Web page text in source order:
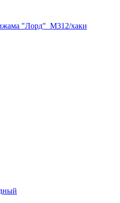
"Лорд"_М312/хаки